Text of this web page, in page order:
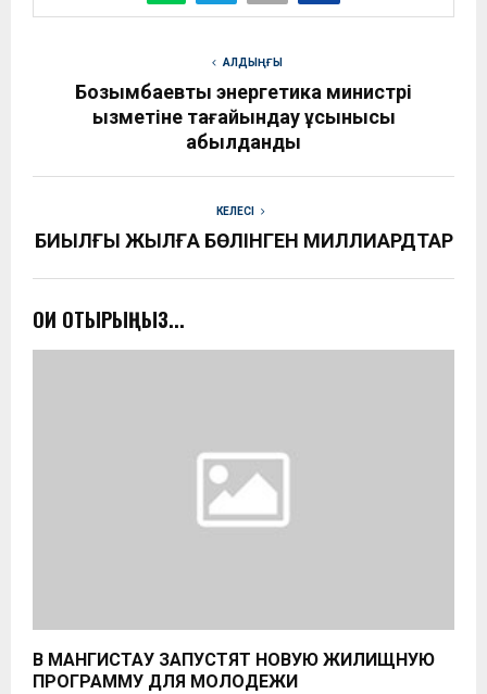
АЛДЫҢҒЫ
Бозымбаевты энергетика министрі
қызметіне тағайындау ұсынысы
қабылданды
КЕЛЕСІ
БИЫЛҒЫ ЖЫЛҒА БӨЛІНГЕН МИЛЛИАРДТАР
ОҚИ ОТЫРЫҢЫЗ...
В МАНГИСТАУ ЗАПУСТЯТ НОВУЮ ЖИЛИЩНУЮ
ПРОГРАММУ ДЛЯ МОЛОДЕЖИ